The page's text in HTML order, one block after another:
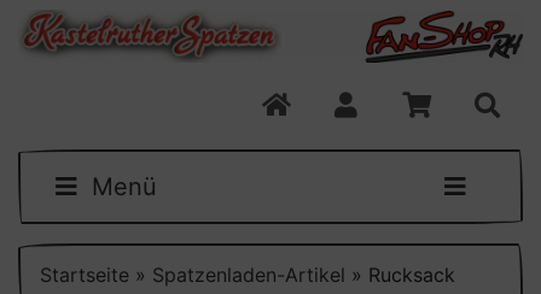
Menü
Startseite » Spatzenladen-Artikel » Rucksack